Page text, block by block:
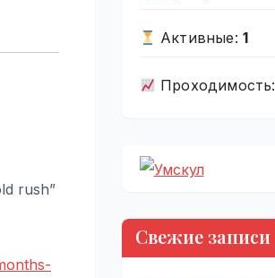
rush”
Активные: 1
Проходимость:
Свежие записи